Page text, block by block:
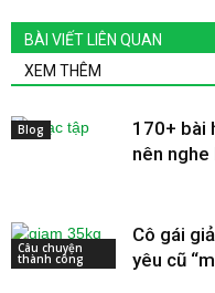
BÀI VIẾT LIÊN QUAN
XEM THÊM
Blog
170+ bài
nên nghe
Câu chuyện
thành công
Cô gái
yêu cũ